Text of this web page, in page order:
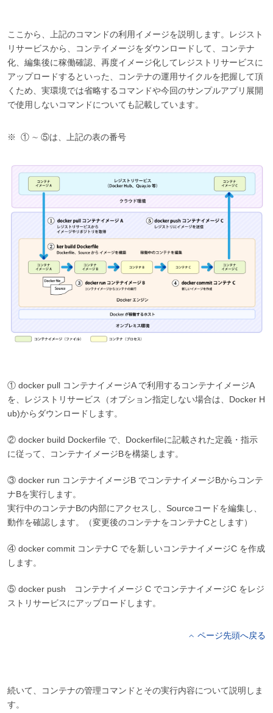
ここから、上記のコマンドの利用イメージを説明します。レジスト
リサービスから、コンテイメージをダウンロードして、コンテナ
化、編集後に稼働確認、再度イメージ化してレジストリサービスに
アップロードするといった、コンテナの運用サイクルを把握して頂
くため、実環境では省略するコマンドや今回のサンプルアプリ展開
で使用しないコマンドについても記載しています。
① ∼ ⑤は、上記の表の番号
① docker pull コンテナイメージA で利用するコンテナイメージA
を、レジストリサービス（オプション指定しない場合は、Docker H
ub)からダウンロードします。
② docker build Dockerfile で、Dockerfileに記載された定義・指示
に従って、コンテナイメージBを構築します。
③ docker run コンテナイメージB でコンテナイメージBからコンテ
ナBを実行します。
実行中のコンテナBの内部にアクセスし、Sourceコードを編集し、
動作を確認します。（変更後のコンテナをコンテナCとします）
④ docker commit コンテナC でを新しいコンテナイメージC を作成
します。
⑤ docker push コンテナイメージ C でコンテナイメージC をレジ
ストリサービスにアップロードします。
ページ先頭へ戻る
続いて、コンテナの管理コマンドとその実行内容について説明しま
す。